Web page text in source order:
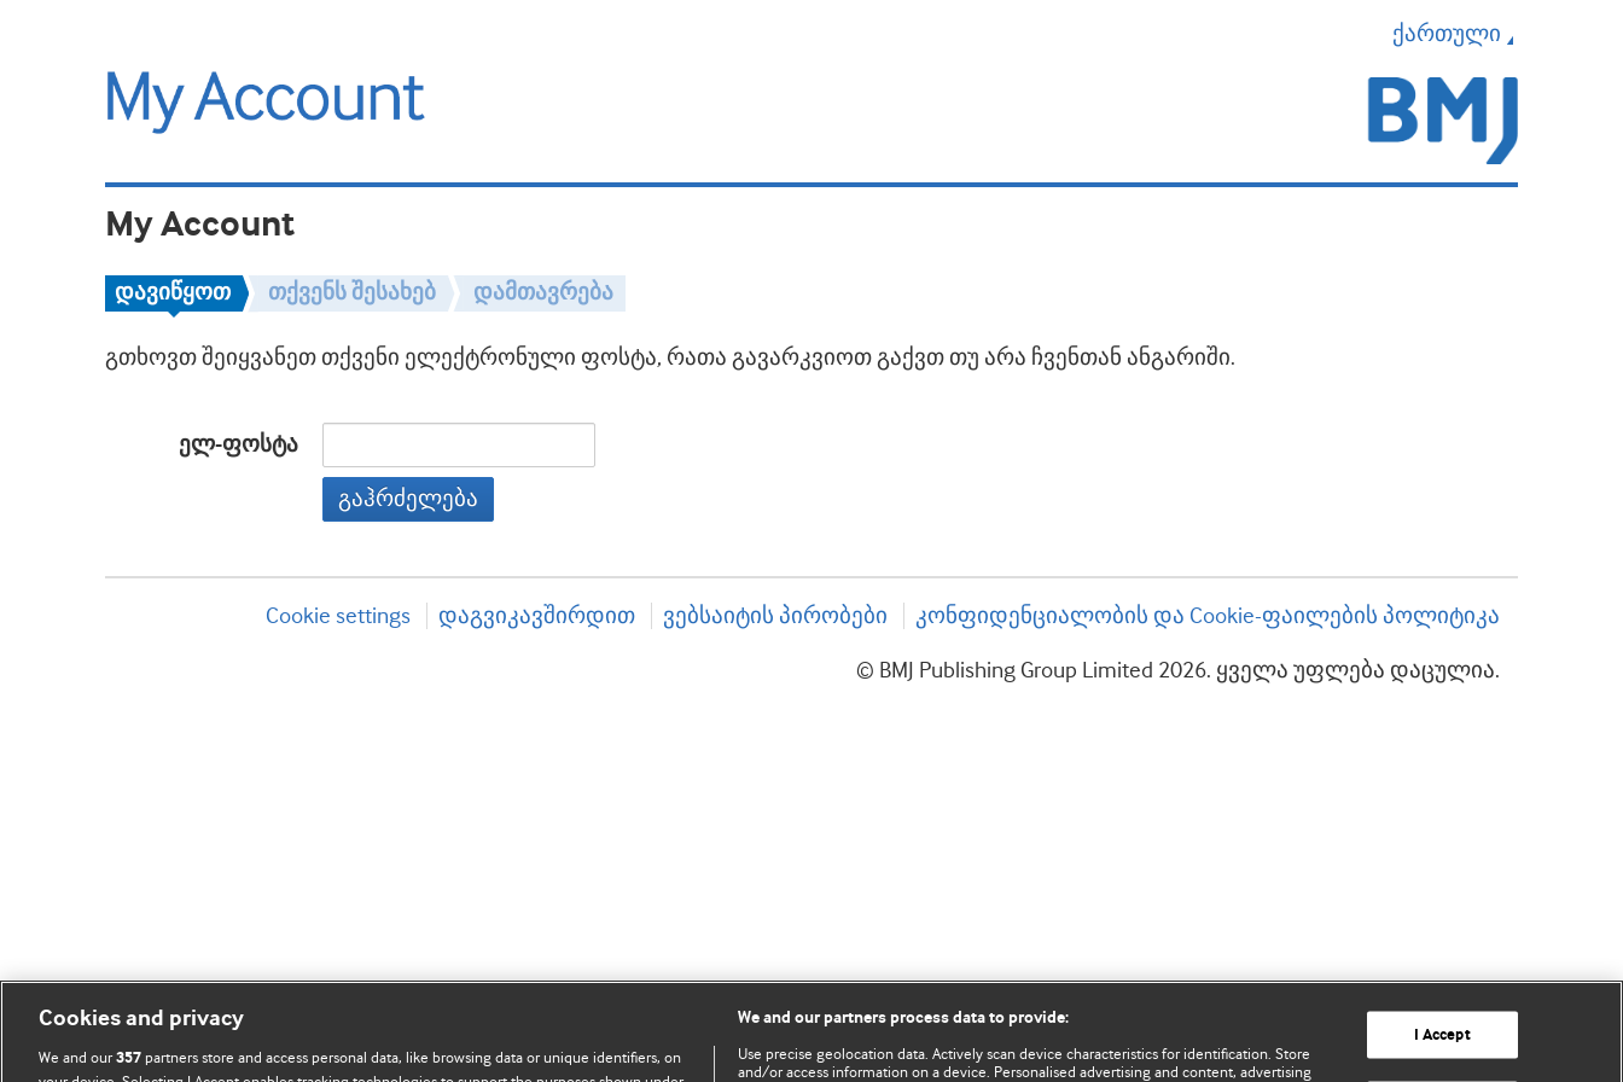
ქართული
My Account
დავიწყოთ თქვენს შესახებ დამთავრება
გთხოვთ შეიყვანეთ თქვენი ელექტრონული ფოსტა, რათა გავარკვიოთ გაქვთ თუ არა ჩვენთან ანგარიში.
ელ-ფოსტა
გაჰრძელება
Cookie settings დაგვიკავშირდით ვებსაიტის პირობები კონფიდენციალობის და Cookie-ფაილების პოლიტიკა
© BMJ Publishing Group Limited 2026. ყველა უფლება დაცულია.
Cookies and privacy
We and our357 partners store and access personal data, like browsing data or unique identifiers, on
We and our partners process data to provide:
Use precise geolocation data. Actively scan device characteristics for identification. Store
and/or access information on a device. Personalised advertising and content, advertising
I Accept